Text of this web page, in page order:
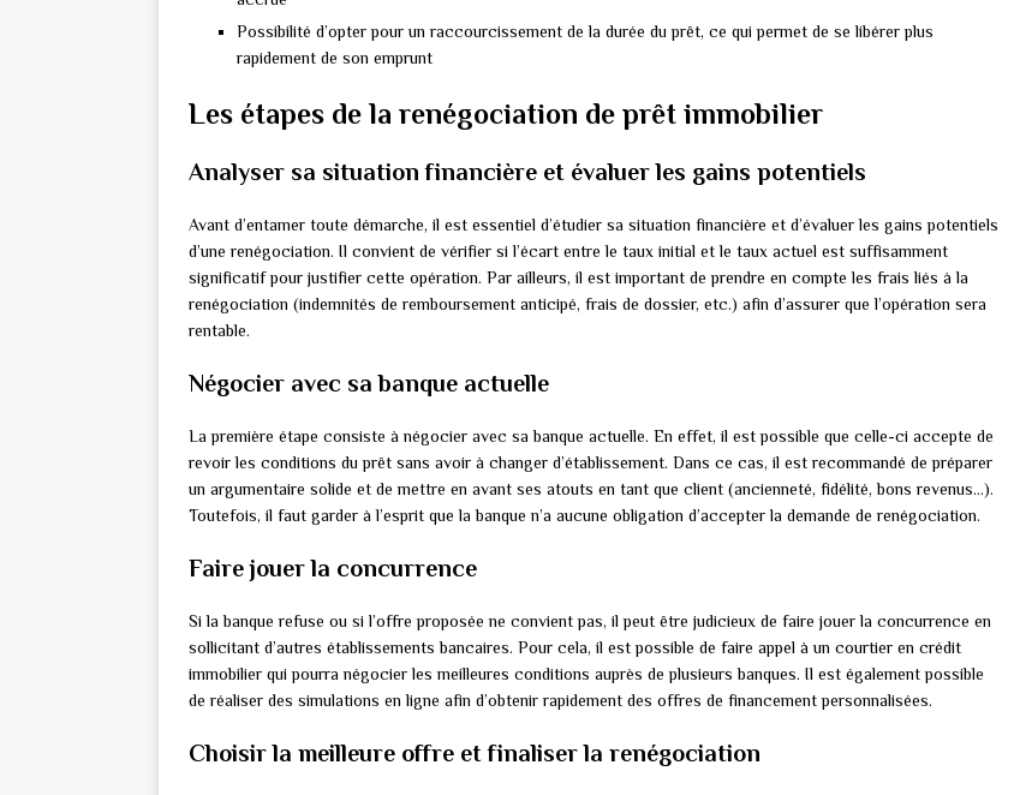
Possibilité d’opter pour un raccourcissement de la durée du prêt, ce qui permet de se libérer plus
rapidement de son emprunt
Les étapes de la renégociation de prêt immobilier
Analyser sa situation financière et évaluer les gains potentiels
Avant d’entamer toute démarche, il est essentiel d’étudier sa situation financière et d’évaluer les gains potentiels
d’une renégociation. Il convient de vérifier si l’écart entre le taux initial et le taux actuel est suffisamment
significatif pour justifier cette opération. Par ailleurs, il est important de prendre en compte les frais liés à la
renégociation (indemnités de remboursement anticipé, frais de dossier, etc.) afin d’assurer que l’opération sera
rentable.
Négocier avec sa banque actuelle
La première étape consiste à négocier avec sa banque actuelle. En effet, il est possible que celle-ci accepte de
revoir les conditions du prêt sans avoir à changer d’établissement. Dans ce cas, il est recommandé de préparer
un argumentaire solide et de mettre en avant ses atouts en tant que client (ancienneté, fidélité, bons revenus…).
Toutefois, il faut garder à l’esprit que la banque n’a aucune obligation d’accepter la demande de renégociation.
Faire jouer la concurrence
Si la banque refuse ou si l’offre proposée ne convient pas, il peut être judicieux de faire jouer la concurrence en
sollicitant d’autres établissements bancaires. Pour cela, il est possible de faire appel à un courtier en crédit
immobilier qui pourra négocier les meilleures conditions auprès de plusieurs banques. Il est également possible
de réaliser des simulations en ligne afin d’obtenir rapidement des offres de financement personnalisées.
Choisir la meilleure offre et finaliser la renégociation